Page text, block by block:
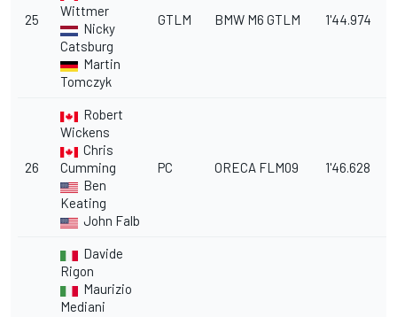
25
Wittmer
Nicky
Catsburg
Martin
Tomczyk
GTLM BMW M6 GTLM 1'44.974
26
Robert
Wickens
Chris
Cumming
Ben
Keating
John Falb
PC ORECA FLM09 1'46.628
Davide
Rigon
Maurizio
Mediani